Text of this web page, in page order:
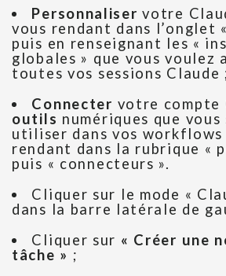
Personnaliser votre
vous rendant dans l’onglet
puis en renseignant les «
globales » que vous voulez
toutes vos sessions Claude
Connecter votre compte
outils numériques que
utiliser dans vos workflows
rendant dans la rubrique «
puis « connecteurs ».
Cliquer sur le mode «
dans la barre latérale de
Cliquer sur « Créer une
tâche » ;